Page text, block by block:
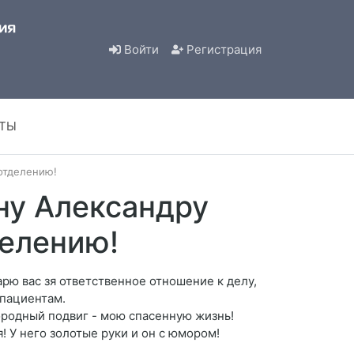
Войти Регистрация
Александру
вас зя ответственное отношение к делу,
подвиг - мою спасенную жизнь!
У него золотые руки и он с юмором!